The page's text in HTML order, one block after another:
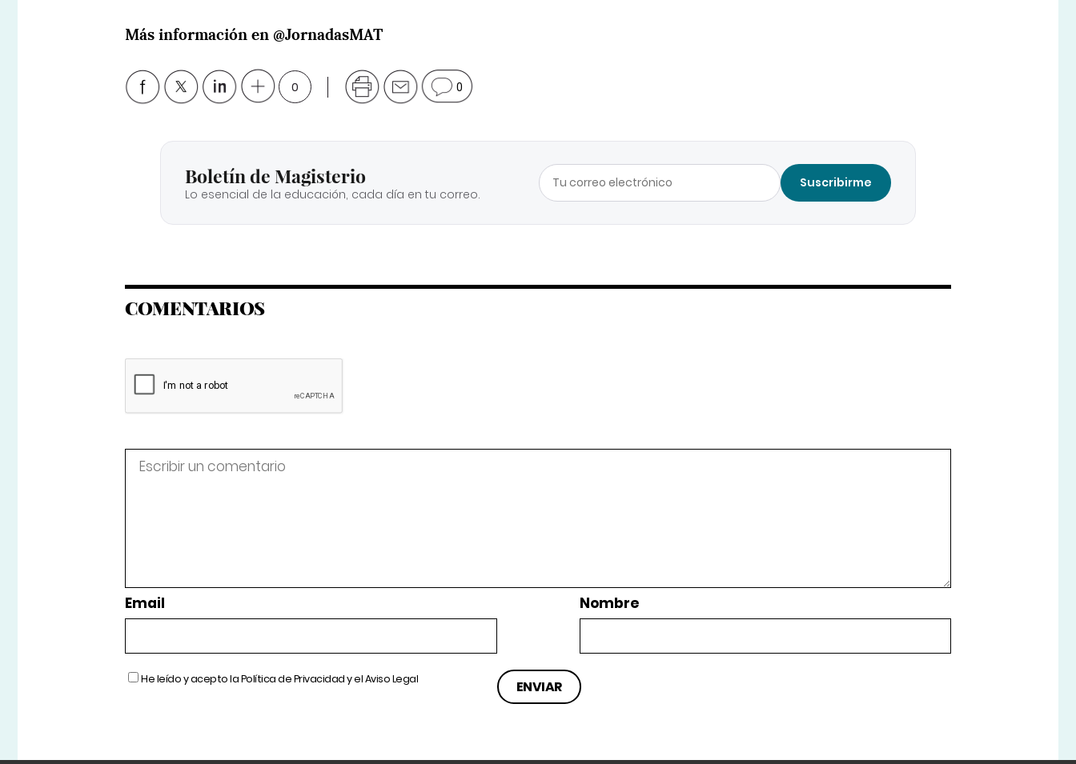
Más información en @JornadasMAT
0 0
Boletín de Magisterio
Lo esencial de la educación, cada día en tu correo.
Suscribirme
COMENTARIOS
Email Nombre
He leído y acepto laPolítica de Privacidady elAviso Legal